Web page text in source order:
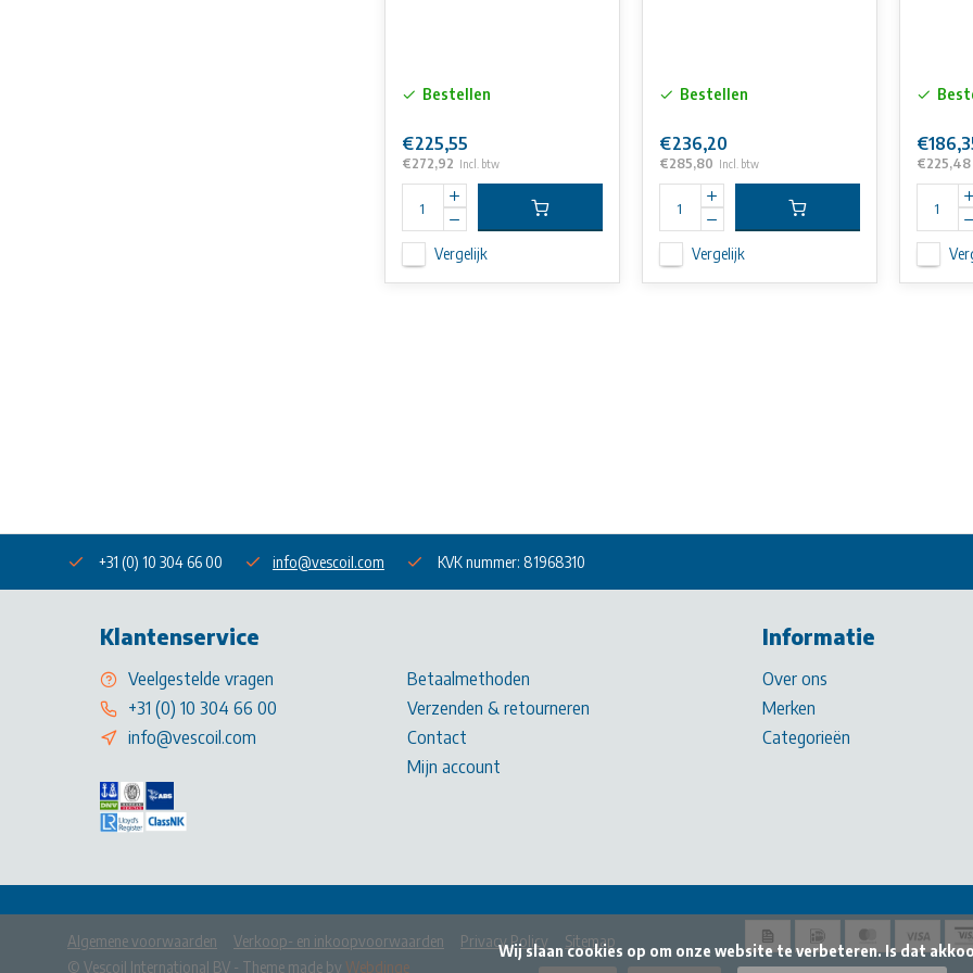
Bestellen
€225,55
€272,92 Incl. btw
Vergelijk
Bestellen
€236,20
€285,80 Incl. btw
Vergelijk
€225,48
+31 (0) 10 304 66 00 info@vescoil.com KVK nummer: 81968310
Klantenservice
Veelgestelde vragen
+31 (0) 10 304 66 00
info@vescoil.com
Betaalmethoden
Verzenden & retourneren
Contact
Mijn account
Informatie
Over ons
Merken
Categorieën
Algemene voorwaarden Verkoop- en inkoopvoorwaarden Privacy Policy
Sitemap
© Vescoil International BV - Theme made by Webdinge
            Wij slaan cookies op om onze website te verbeteren. Is dat akkoord?